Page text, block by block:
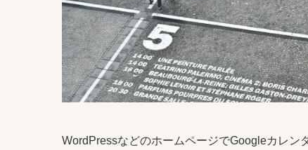
WordPressなどのホームページでGoogleカレン